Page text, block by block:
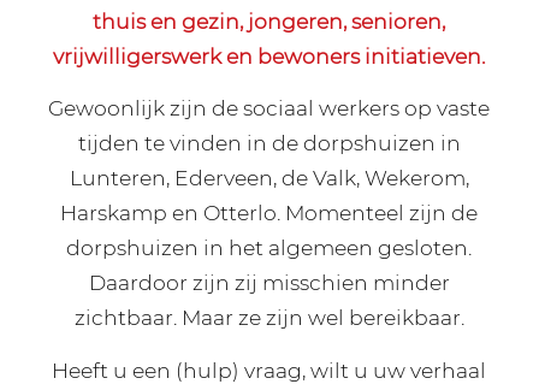
thuis en gezin, jongeren, senioren,
vrijwilligerswerk en bewoners initiatieven.
Gewoonlijk zijn de sociaal werkers op vaste
tijden te vinden in de dorpshuizen in
Lunteren, Ederveen, de Valk, Wekerom,
Harskamp en Otterlo. Momenteel zijn de
dorpshuizen in het algemeen gesloten.
Daardoor zijn zij misschien minder
zichtbaar. Maar ze zijn wel bereikbaar.
Heeft u een (hulp) vraag, wilt u uw verhaal